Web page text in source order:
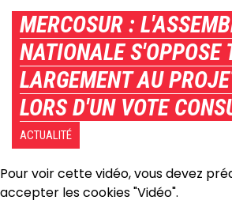
d'Ariane
Back
top
MERCOSUR :
NATIONALE S'OPPOSE
LARGEMENT AU
LORS D'UN VOTE
ACTUALITÉ
Pour voir cette vidéo, vous devez
accepter les cookies "Vidéo".